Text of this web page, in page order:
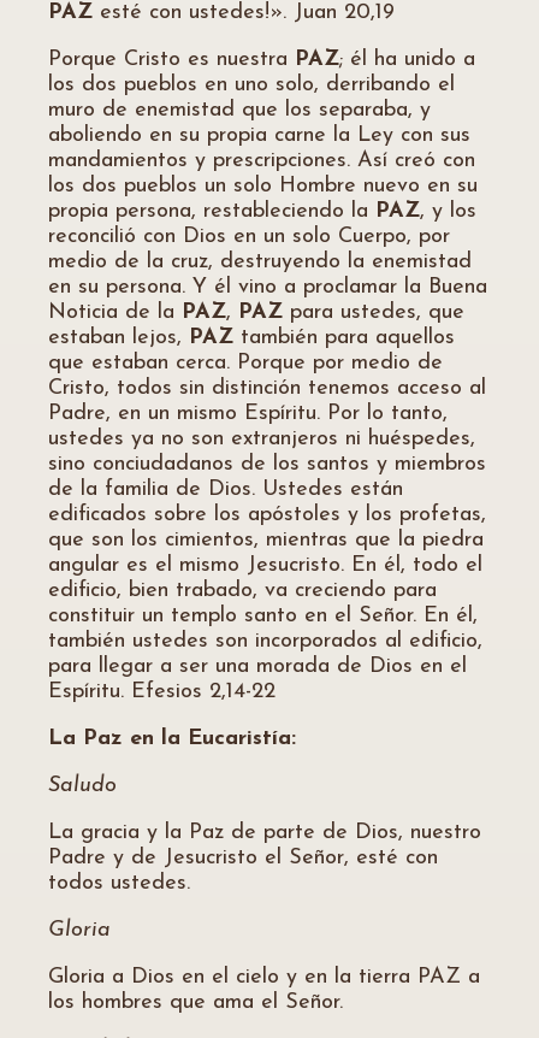
PAZ esté con ustedes!». Juan 20,19
Porque Cristo es nuestra PAZ; él ha unido a
los dos pueblos en uno solo, derribando el
muro de enemistad que los separaba, y
aboliendo en su propia carne la Ley con sus
mandamientos y prescripciones. Así creó con
los dos pueblos un solo Hombre nuevo en su
propia persona, restableciendo la PAZ, y los
reconcilió con Dios en un solo Cuerpo, por
medio de la cruz, destruyendo la enemistad
en su persona. Y él vino a proclamar la Buena
Noticia de la PAZ, PAZ para ustedes, que
estaban lejos, PAZ también para aquellos
que estaban cerca. Porque por medio de
Cristo, todos sin distinción tenemos acceso al
Padre, en un mismo Espíritu. Por lo tanto,
ustedes ya no son extranjeros ni huéspedes,
sino conciudadanos de los santos y miembros
de la familia de Dios. Ustedes están
edificados sobre los apóstoles y los profetas,
que son los cimientos, mientras que la piedra
angular es el mismo Jesucristo. En él, todo el
edificio, bien trabado, va creciendo para
constituir un templo santo en el Señor. En él,
también ustedes son incorporados al edificio,
para llegar a ser una morada de Dios en el
Espíritu. Efesios 2,14-22
La Paz en la Eucaristía:
Saludo
La gracia y la Paz de parte de Dios, nuestro
Padre y de Jesucristo el Señor, esté con
todos ustedes.
Gloria
Gloria a Dios en el cielo y en la tierra PAZ a
los hombres que ama el Señor.